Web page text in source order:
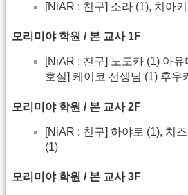
[NiAR : 친구] 소라 (1), 치아
모리미야 학원 / 본 교사 1F
[NiAR : 친구] 노도카 (1) 아
호실] 케이코 선생님 (1) 후우
모리미야 학원 / 본 교사 2F
[NiAR : 친구] 하야토 (1), 치
(1)
모리미야 학원 / 본 교사 3F